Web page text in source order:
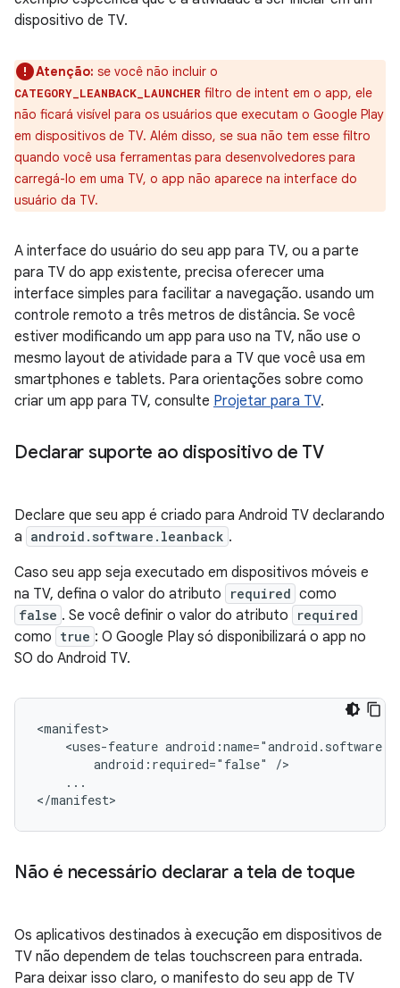
dispositivo de TV.
Atenção: se você não incluir o
CATEGORY_LEANBACK_LAUNCHER filtro de intent em o app, ele
não ficará visível para os usuários que executam o Google Play
em dispositivos de TV. Além disso, se sua não tem esse filtro
quando você usa ferramentas para desenvolvedores para
carregá-lo em uma TV, o app não aparece na interface do
usuário da TV.
A interface do usuário do seu app para TV, ou a parte
para TV do app existente, precisa oferecer uma
interface simples para facilitar a navegação. usando um
controle remoto a três metros de distância. Se você
estiver modificando um app para uso na TV, não use o
mesmo layout de atividade para a TV que você usa em
smartphones e tablets. Para orientações sobre como
criar um app para TV, consulte Projetar para TV.
Declarar suporte ao dispositivo de TV
Declare que seu app é criado para Android TV declarando
a android.software.leanback .
Caso seu app seja executado em dispositivos móveis e
na TV, defina o valor do atributo
required como
false . Se você definir o valor do atributo required
como true : O Google Play só disponibilizará o app no
SO do Android TV.
<uses-feature
android:required="false"
...
</manifest>
Não é necessário declarar a tela de toque
Os aplicativos destinados à execução em dispositivos de
TV não dependem de telas touchscreen para entrada.
Para deixar isso claro, o manifesto do seu app de TV